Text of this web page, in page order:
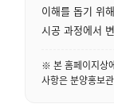
이해를 돕기 위
시공 과정에서
※ 본 홈페이지상
사항은 분양홍보